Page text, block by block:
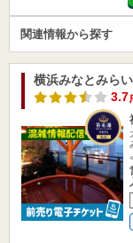
関連情報から探す
横浜みなとみら
3.7